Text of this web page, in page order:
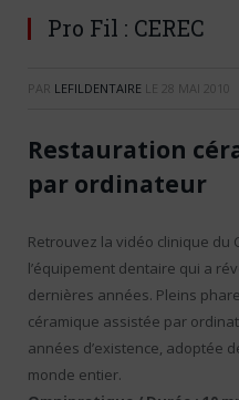
Pro Fil : CEREC
PAR LEFILDENTAIRE LE 28 MAI 2010
Restauration
par ordinateur
Retrouvez la vidéo clinique du
l’équipement dentaire qui a
dernières années. Pleins
céramique assistée par
années d’existence, adoptée
monde entier.